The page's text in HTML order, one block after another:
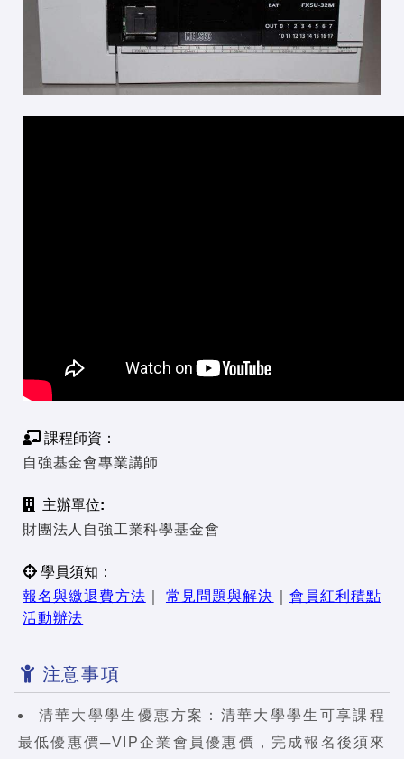
課程師資：
自強基金會專業講師
主辦單位:
財團法人自強工業科學基金會
學員須知：
報名與繳退費方法
常見問題與解決
會員紅利積點
活動辦法
注意事項
清華大學學生優惠方案：清華大學學生可享課程
最低優惠價─VIP企業會員優惠價，完成報名後須來